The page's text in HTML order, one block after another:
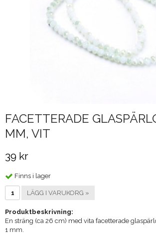
FACETTERADE
MM, VIT
39 kr
Finns i lager
LÄGG I VARUKORG »
Produktbeskrivning:
En sträng (ca 26 cm) med vita facetterade
1 mm.